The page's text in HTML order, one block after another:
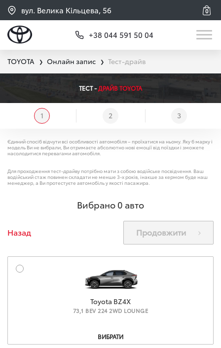
вул. Велика Кільцева, 56 0
+38 044 591 50 04
TOYOTA ❯ Онлайн запис ❯ Тест-драйв
ТЕСТ -ДРАЙВ TOYOTA
1 2 3
Єдиний спосіб відчути всі особливості автомобіля – проїхатися на ньому. Яку б марку і
модель Ви не вибрали, Ви отримаєте абсолютно нові емоції від поїздки і зможете
насолодитися перевагами автомобіля.
Для проходження тест-драйву потрібно мати з собою водійське посвідчення. Ваш
водійський стаж повинен складати не менше 3-х років, інакше за кермом буде наш
менеджер, а Ви протестуєте автомобіль у якості пасажира.
Вибрано 0 авто
Назад Продовжити
Toyota BZ4X
73,1 BEV 224 2WD LOUNGE
ВИБРАТИ